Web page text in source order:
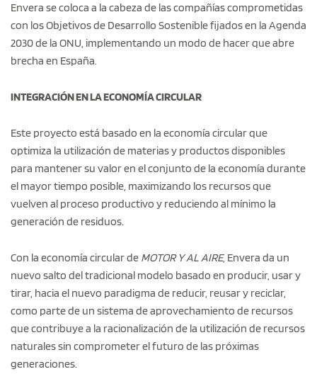
Envera se coloca a la cabeza de las compañías comprometidas
con los Objetivos de Desarrollo Sostenible fijados en la Agenda
2030 de la ONU, implementando un modo de hacer que abre
brecha en España.
INTEGRACIÓN EN LA ECONOMÍA CIRCULAR
Este proyecto está basado en la economía circular que
optimiza la utilización de materias y productos disponibles
para mantener su valor en el conjunto de la economía durante
el mayor tiempo posible, maximizando los recursos que
vuelven al proceso productivo y reduciendo al mínimo la
generación de residuos.
Con la economía circular de MOTOR Y AL AIRE, Envera da un
nuevo salto del tradicional modelo basado en producir, usar y
tirar, hacia el nuevo paradigma de reducir, reusar y reciclar,
como parte de un sistema de aprovechamiento de recursos
que contribuye a la racionalización de la utilización de recursos
naturales sin comprometer el futuro de las próximas
generaciones.